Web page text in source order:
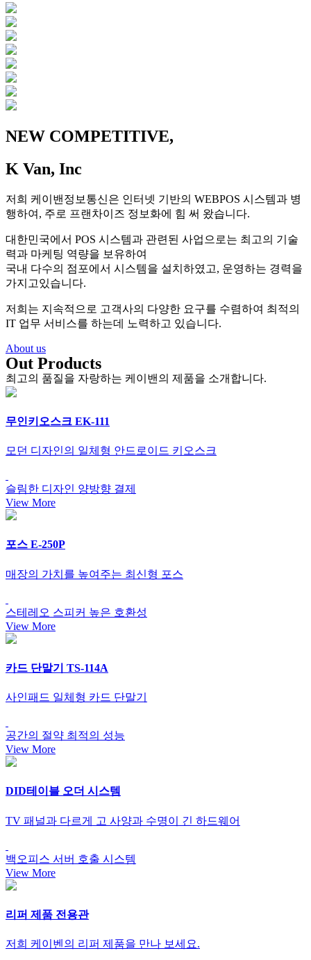
NEW COMPETITIVE,
K Van, Inc
저희 케이밴정보통신은 인터넷 기반의 WEBPOS 시스템과 병
행하여, 주로 프랜차이즈 정보화에 힘 써 왔습니다.
대한민국에서 POS 시스템과 관련된 사업으로는 최고의 기술
력과 마케팅 역량을 보유하여
국내 다수의 점포에서 시스템을 설치하였고, 운영하는 경력을
가지고있습니다.
저희는 지속적으로 고객사의 다양한 요구를 수렴하여 최적의
IT 업무 서비스를 하는데 노력하고 있습니다.
About us
Out Products
최고의 품질을 자랑하는 케이밴의 제품을 소개합니다.
무인키오스크 EK-111
모던 디자인의 일체형 안드로이드 키오스크
슬림한 디자인 양방향 결제
View More
포스 E-250P
매장의 가치를 높여주는 최신형 포스
스테레오 스피커 높은 호환성
View More
카드 단말기 TS-114A
사인패드 일체형 카드 단말기
공간의 절약 최적의 성능
View More
DID테이블 오더 시스템
TV 패널과 다르게 고 사양과 수명이 긴 하드웨어
백오피스 서버 호출 시스템
View More
리퍼 제품 전용관
저희 케이벤의 리퍼 제품을 만나 보세요.